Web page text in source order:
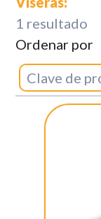
1 resultado
Ordenar por